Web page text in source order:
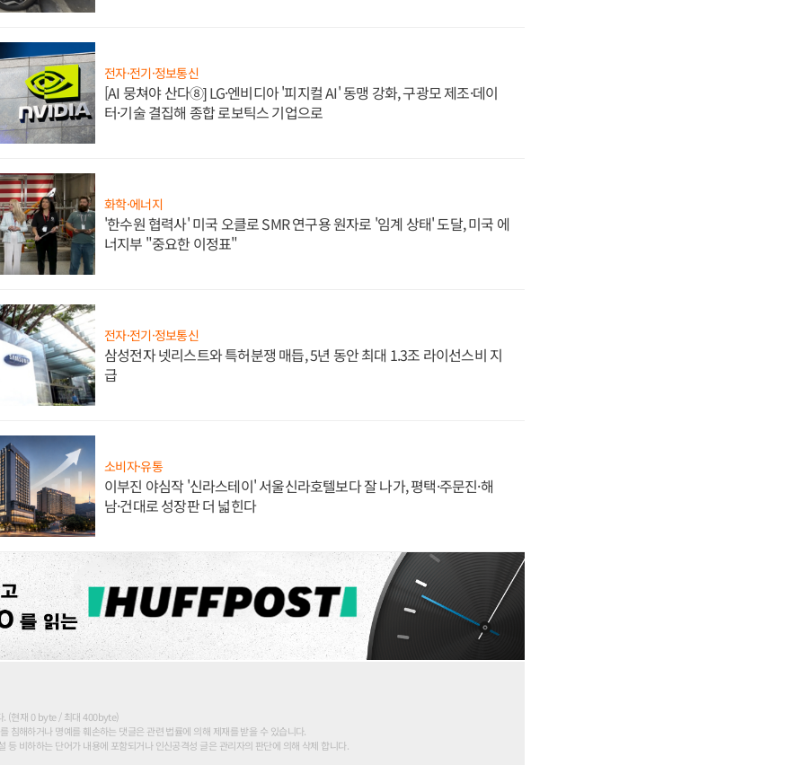
전자·전기·정보통신
[AI 뭉쳐야 산다⑧] LG·엔비디아 '피지컬 AI' 동맹 강화, 구광모 제조·데이
터·기술 결집해 종합 로보틱스 기업으로
화학·에너지
'한수원 협력사' 미국 오클로 SMR 연구용 원자로 '임계 상태' 도달, 미국 에
너지부 "중요한 이정표"
전자·전기·정보통신
삼성전자 넷리스트와 특허분쟁 매듭, 5년 동안 최대 1.3조 라이선스비 지
급
소비자·유통
이부진 야심작 '신라스테이' 서울신라호텔보다 잘 나가, 평택·주문진·해
남·건대로 성장판 더 넓힌다
. (현재 0 byte / 최대 400byte)
침해하거나 명예를 훼손하는 댓글은 관련 법률에 의해 제재를 받을 수 있습니다.
등 비하하는 단어가 내용에 포함되거나 인신공격성 글은 관리자의 판단에 의해 삭제 합니다.